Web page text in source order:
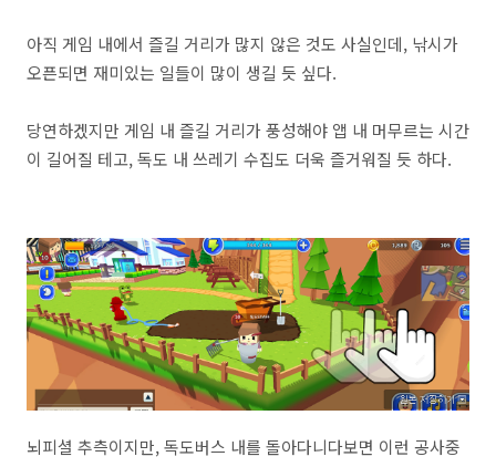
아직 게임 내에서 즐길 거리가 많지 않은 것도 사실인데, 낚시가
오픈되면 재미있는 일들이 많이 생길 듯 싶다.
당연하겠지만 게임 내 즐길 거리가 풍성해야 앱 내 머무르는 시간
이 길어질 테고, 독도 내 쓰레기 수집도 더욱 즐거워질 듯 하다.
뇌피셜 추측이지만, 독도버스 내를 돌아다니다보면 이런 공사중